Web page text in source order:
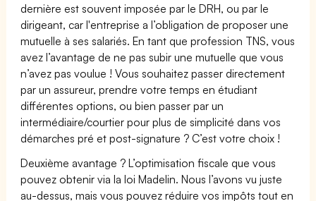
dernière est souvent imposée par le DRH, ou par le
dirigeant, car l'entreprise a l’obligation de proposer une
mutuelle à ses salariés. En tant que profession TNS, vous
avez l’avantage de ne pas subir une mutuelle que vous
n’avez pas voulue ! Vous souhaitez passer directement
par un assureur, prendre votre temps en étudiant
différentes options, ou bien passer par un
intermédiaire/courtier pour plus de simplicité dans vos
démarches pré et post-signature ? C’est votre choix !
Deuxième avantage ? L’optimisation fiscale que vous
pouvez obtenir via la loi Madelin. Nous l’avons vu juste
au-dessus, mais vous pouvez réduire vos impôts tout en